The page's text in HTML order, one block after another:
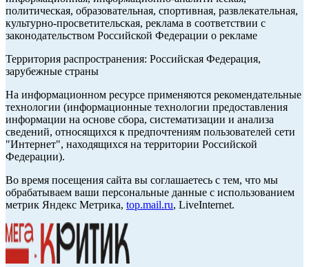
политическая, образовательная, спортивная, развлекательная,
культурно-просветительская, реклама в соответствии с
законодательством Российской Федерации о рекламе
Территория распространения: Российская Федерация,
зарубежные страны
На информационном ресурсе применяются рекомендательные
технологии (информационные технологии предоставления
информации на основе сбора, систематизации и анализа
сведений, относящихся к предпочтениям пользователей сети
"Интернет", находящихся на территории Российской
Федерации).
Во время посещения сайта вы соглашаетесь с тем, что мы
обрабатываем ваши персональные данные с использованием
метрик Яндекс Метрика, top.mail.ru, LiveInternet.